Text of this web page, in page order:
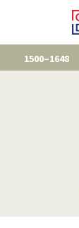
1500–1648